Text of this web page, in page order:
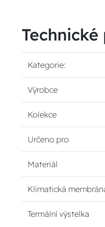
Kategorie:
Výrobce
Kolekce
Určeno pro
Materiál
Klimatická
Termální výstelka